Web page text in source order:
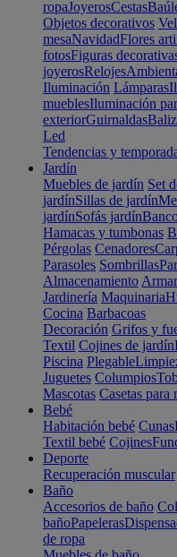
ropaJoyerosCestas
Objetos decorativos
mesaNavidadFlores
fotosFiguras
joyerosRelojes
Iluminación Lámparas
mueblesIluminación
exteriorGuirnaldas
Led
Tendencias y
Jardín
Muebles de jardín Set
jardínSillas de jardín
jardínSofás jardín
Hamacas y tumbonas
Pérgolas Cenadores
Parasoles Sombrillas
Almacenamiento
Jardinería Maquinaria
Cocina Barbacoas
Decoración Grifos y
Textil Cojines de jardín
Piscina Plegable
Juguetes Columpios
Mascotas Casetas para
Bebé
Habitación bebé Cunas
Textil bebé Cojines
Deporte
Recuperación muscular
Baño
Accesorios de baño
bañoPapeleras
de ropa